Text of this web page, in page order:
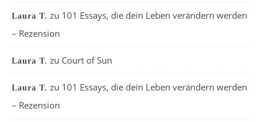
Laura T. zu 101 Essays, die dein Leben verändern werden
– Rezension
Laura T. zu Court of Sun
Laura T. zu 101 Essays, die dein Leben verändern werden
– Rezension